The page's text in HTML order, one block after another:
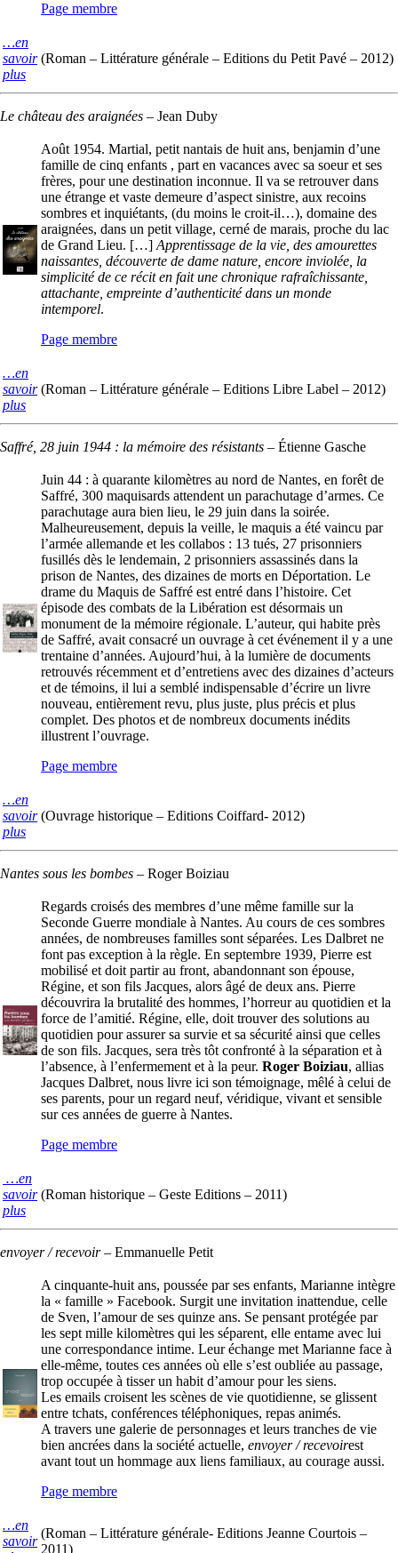
Page membre
…en
savoir
plus
(Roman – Littérature générale – Editions du Petit Pavé – 2012)
Le château des araignées – Jean Duby
Août 1954. Martial, petit nantais de huit ans, benjamin d’une
famille de cinq enfants , part en vacances avec sa soeur et ses
frères, pour une destination inconnue. Il va se retrouver dans
une étrange et vaste demeure d’aspect sinistre, aux recoins
sombres et inquiétants, (du moins le croit-il…), domaine des
araignées, dans un petit village, cerné de marais, proche du lac
de Grand Lieu. […] Apprentissage de la vie, des amourettes
naissantes, découverte de dame nature, encore inviolée, la
simplicité de ce récit en fait une chronique rafraîchissante,
attachante, empreinte d’authenticité dans un monde
intemporel.
Page membre
…en
savoir
plus
(Roman – Littérature générale – Editions Libre Label – 2012)
Saffré, 28 juin 1944 : la mémoire des résistants – Étienne Gasche
Juin 44 : à quarante kilomètres au nord de Nantes, en forêt de
Saffré, 300 maquisards attendent un parachutage d’armes. Ce
parachutage aura bien lieu, le 29 juin dans la soirée.
Malheureusement, depuis la veille, le maquis a été vaincu par
l’armée allemande et les collabos : 13 tués, 27 prisonniers
fusillés dès le lendemain, 2 prisonniers assassinés dans la
prison de Nantes, des dizaines de morts en Déportation. Le
drame du Maquis de Saffré est entré dans l’histoire. Cet
épisode des combats de la Libération est désormais un
monument de la mémoire régionale. L’auteur, qui habite près
de Saffré, avait consacré un ouvrage à cet événement il y a une
trentaine d’années. Aujourd’hui, à la lumière de documents
retrouvés récemment et d’entretiens avec des dizaines d’acteurs
et de témoins, il lui a semblé indispensable d’écrire un livre
nouveau, entièrement revu, plus juste, plus précis et plus
complet. Des photos et de nombreux documents inédits
illustrent l’ouvrage.
Page membre
…en
savoir
plus
(Ouvrage historique – Editions Coiffard- 2012)
Nantes sous les bombes – Roger Boiziau
Regards croisés des membres d’une même famille sur la
Seconde Guerre mondiale à Nantes. Au cours de ces sombres
années, de nombreuses familles sont séparées. Les Dalbret ne
font pas exception à la règle. En septembre 1939, Pierre est
mobilisé et doit partir au front, abandonnant son épouse,
Régine, et son fils Jacques, alors âgé de deux ans. Pierre
découvrira la brutalité des hommes, l’horreur au quotidien et la
force de l’amitié. Régine, elle, doit trouver des solutions au
quotidien pour assurer sa survie et sa sécurité ainsi que celles
de son fils. Jacques, sera très tôt confronté à la séparation et à
l’absence, à l’enfermement et à la peur. Roger Boiziau, allias
Jacques Dalbret, nous livre ici son témoignage, mêlé à celui de
ses parents, pour un regard neuf, véridique, vivant et sensible
sur ces années de guerre à Nantes.
Page membre
…en
savoir
plus
(Roman historique – Geste Editions – 2011)
envoyer / recevoir– Emmanuelle Petit
A cinquante-huit ans, poussée par ses enfants, Marianne intègre
la « famille » Facebook. Surgit une invitation inattendue, celle
de Sven, l’amour de ses quinze ans. Se pensant protégée par
les sept mille kilomètres qui les séparent, elle entame avec lui
une correspondance intime. Leur échange met Marianne face à
elle-même, toutes ces années où elle s’est oubliée au passage,
trop occupée à tisser un habit d’amour pour les siens.
Les emails croisent les scènes de vie quotidienne, se glissent
entre tchats, conférences téléphoniques, repas animés.
A travers une galerie de personnages et leurs tranches de vie
bien ancrées dans la société actuelle, envoyer / recevoirest
avant tout un hommage aux liens familiaux, au courage aussi.
Page membre
…en
savoir
(Roman – Littérature générale- Editions Jeanne Courtois –
2011)